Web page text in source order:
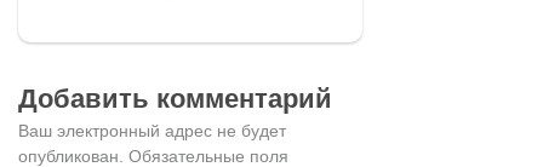
Добавить комментарий
Ваш электронный адрес не будет
опубликован. Обязательные поля